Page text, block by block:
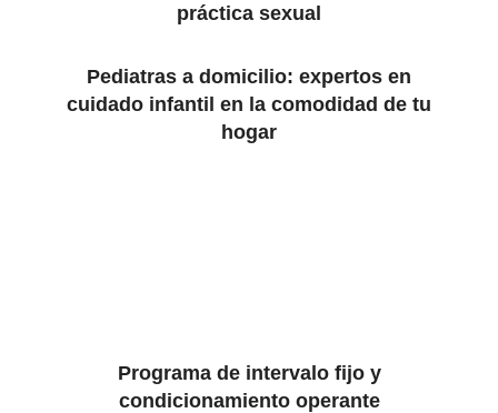
práctica sexual
Pediatras a domicilio: expertos en
cuidado infantil en la comodidad de tu
hogar
Programa de intervalo fijo y
condicionamiento operante